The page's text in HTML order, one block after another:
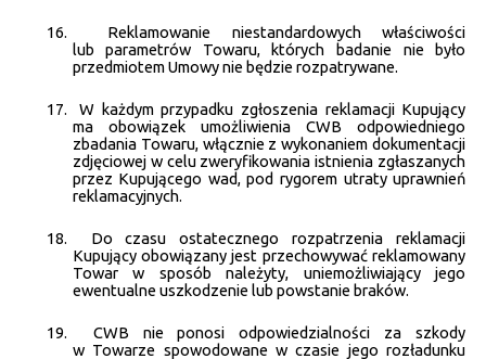
16.
Reklamowanie niestandardowych właściwości
lub parametrów Towaru, których badanie nie było
przedmiotem Umowy nie będzie rozpatrywane.
17.
W każdym przypadku zgłoszenia reklamacji Kupujący
ma obowiązek umożliwienia CWB odpowiedniego
zbadania Towaru, włącznie z wykonaniem dokumentacji
zdjęciowej w celu zweryfikowania istnienia zgłaszanych
przez Kupującego wad, pod rygorem utraty uprawnień
reklamacyjnych.
18.
Do czasu ostatecznego rozpatrzenia reklamacji
Kupujący obowiązany jest przechowywać reklamowany
Towar w sposób należyty, uniemożliwiający jego
ewentualne uszkodzenie lub powstanie braków.
19.
CWB nie ponosi odpowiedzialności za szkody
w Towarze spowodowane w czasie jego rozładunku